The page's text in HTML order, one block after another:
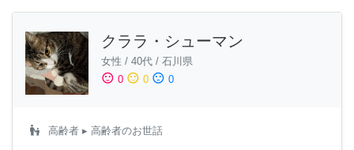
クララ・シューマン
女性 / 40代 / 石川県
sentiment_satisfied 0 sentiment_neutral 0 sentiment_dissatisfied 0
escalator_warning 高齢者 ▸ 高齢者のお世話